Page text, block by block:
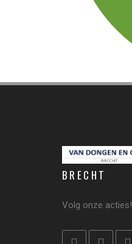
BRECHT
Volg onze acties!